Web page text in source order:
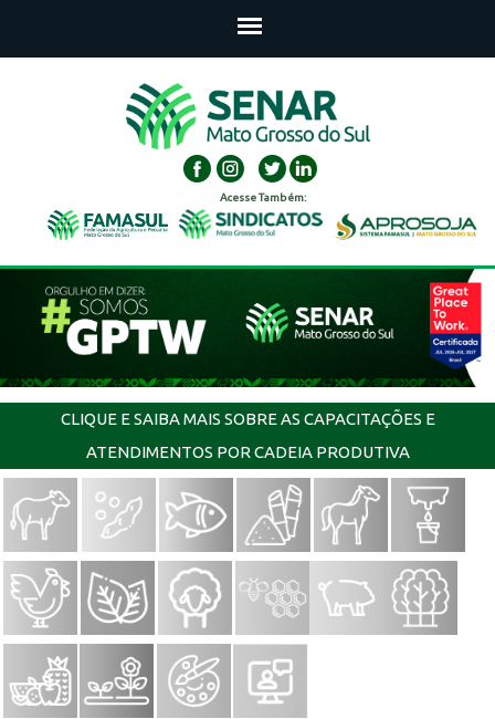
Acesse Também:
CLIQUE E SAIBA MAIS SOBRE AS CAPACITAÇÕES E
ATENDIMENTOS POR CADEIA PRODUTIVA